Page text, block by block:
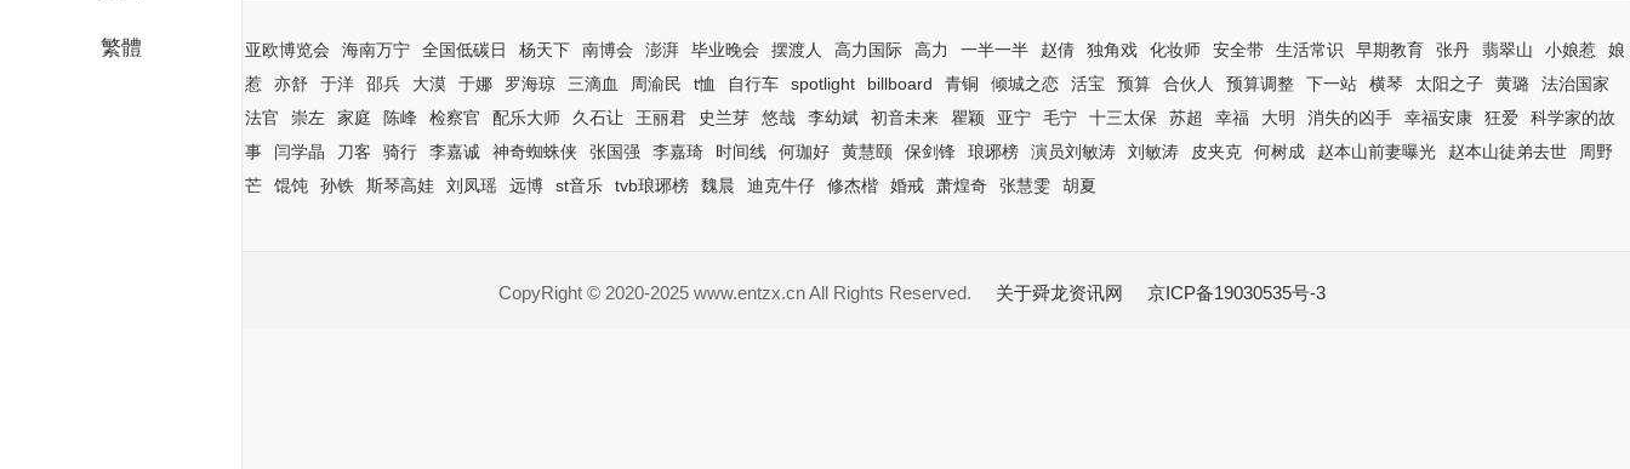
繁體 亚欧博览会 海南万宁 全国低碳日 杨天下 南博会 澎湃 毕业晚会 摆渡人 高力国际 高力 一半一半 赵倩 独角戏 化妆师 安全带 生活常识 早期教育 张丹 翡翠山 小娘惹
娘
惹
亦舒 于洋 邵兵 大漠 于娜 罗海琼 三滴血 周渝民 t恤 自行车 spotlight billboard 青铜 倾城之恋 活宝 预算 合伙人 预算调整 下一站 横琴 太阳之子 黄璐
法治国家
法官
崇左 家庭 陈峰 检察官 配乐大师 久石让 王丽君 史兰芽 悠哉 李幼斌 初音未来 瞿颖 亚宁 毛宁 十三太保 苏超 幸福 大明 消失的凶手 幸福安康 狂爱
科学家的故
事
闫学晶 刀客 骑行 李嘉诚 神奇蜘蛛侠 张国强 李嘉琦 时间线 何珈好 黄慧颐 保剑锋 琅琊榜 演员刘敏涛 刘敏涛 皮夹克 何树成 赵本山前妻曝光 赵本山徒弟去世
周野
芒
馄饨 孙铁 斯琴高娃 刘凤瑶 远博 st音乐 tvb琅琊榜 魏晨 迪克牛仔 修杰楷 婚戒 萧煌奇 张慧雯 胡夏
CopyRight © 2020-2025 www.entzx.cn All Rights Reserved. 关于舜龙资讯网 京ICP备19030535号-3